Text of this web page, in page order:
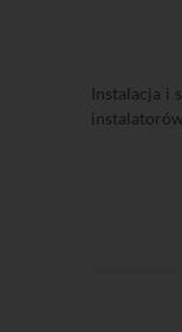
Instalacja i